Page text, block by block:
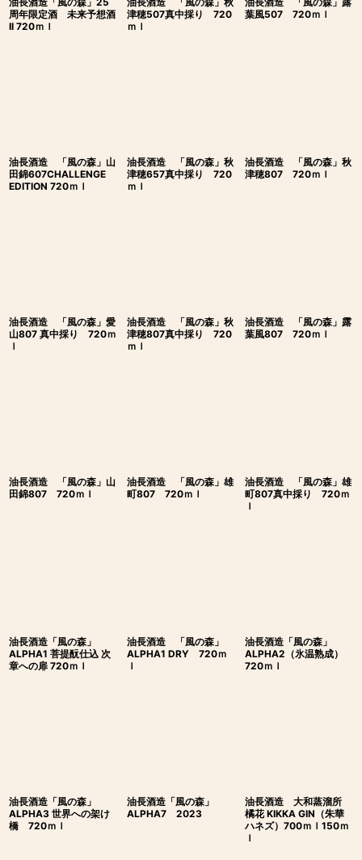
周年限定酒 未来予想酒
II 720ｍｌ
津穂507真中採り 720
ｍｌ
葉風507 720ｍｌ
油長酒造 「風の森」山
田錦607CHALLENGE
EDITION 720ｍｌ
油長酒造 「風の森」秋
津穂657真中採り 720
ｍｌ
油長酒造 「風の森」秋
津穂807 720ｍｌ
油長酒造 「風の森」愛
山807 真中採り 720ｍ
ｌ
油長酒造 「風の森」秋
津穂807真中採り 720
ｍｌ
油長酒造 「風の森」露
葉風807 720ｍｌ
油長酒造 「風の森」山
田錦807 720ｍｌ
油長酒造 「風の森」雄
町807 720ｍｌ
油長酒造 「風の森」雄
町807真中採り 720ｍ
ｌ
油長酒造「風の森」
ALPHA1 菩提酛仕込 次
章への扉 720ｍｌ
油長酒造 「風の森」
ALPHA1 DRY 720ｍ
ｌ
油長酒造「風の森」
ALPHA2（氷温熟成）
720ｍｌ
油長酒造「風の森」
ALPHA3 世界への架け
橋 720ｍｌ
油長酒造「風の森」
ALPHA7 2023
油長酒造 大和蒸溜所
橘花 KIKKA GIN（朱華
ハネズ）700ｍｌ150ｍ
ｌ